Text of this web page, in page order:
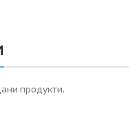
продукти.